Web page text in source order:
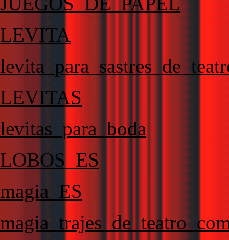
LEVITA
LEVITAS
levitas_para_boda
LOBOS_ES
magia_ES